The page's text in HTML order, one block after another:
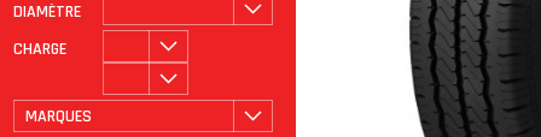
DIAMÈTRE
CHARGE
MARQUES